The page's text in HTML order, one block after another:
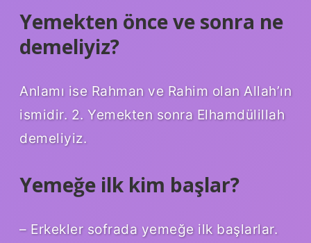
Yemekten önce ve sonra ne
demeliyiz?
Anlamı ise Rahman ve Rahim olan Allah’ın
ismidir. 2. Yemekten sonra Elhamdülillah
demeliyiz.
Yemeğe ilk kim başlar?
– Erkekler sofrada yemeğe ilk başlarlar.